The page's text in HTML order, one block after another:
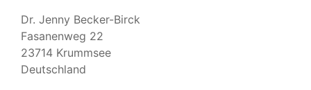
PREISE &
KONDITIONEN
DER ORT AROSA
Dr. Jenny Becker-Birck
Fasanenweg 22
23714 Krummsee
Deutschland